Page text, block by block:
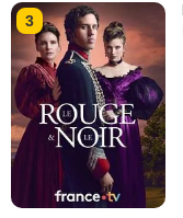
3